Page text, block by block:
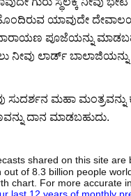
ಹೊಂದಿರುವ ಯಾವುದೇ
ಪೂಜೆಯನ್ನು
ನೀವು ಲಾರ್ಡ್ ಬಾಲಾಜಿಯನ್ನು
ಸುದರ್ಶನ ಮಹಾ ಮಂತ್ರವನ್ನು
ದಾನ ಮಾಡಬಹುದು.
shared on this site
of 8.3 billion people
chart. For more accurate